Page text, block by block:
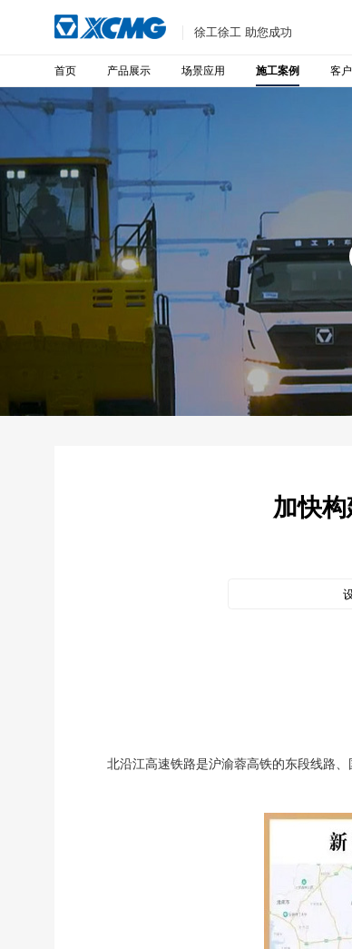
徐工徐工 助您成功
首页 产品展示 场景应用 施工案例 客
加快
北沿江高速铁路是沪渝蓉高铁的东段线路